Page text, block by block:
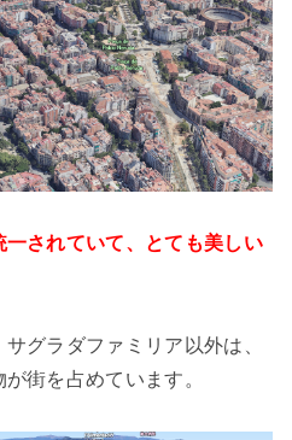
されていて、とても美しい
グラダファミリア以外は、
街を占めています。